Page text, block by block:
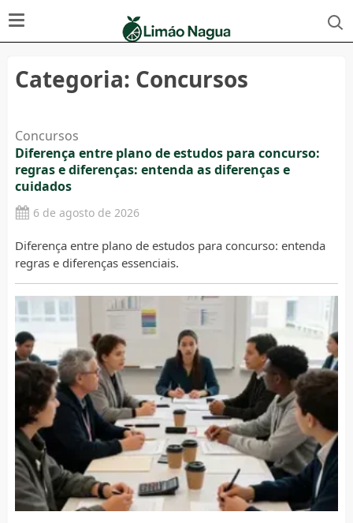
Categoria: Concursos
Concursos
Diferença entre plano de estudos para concurso:
regras e diferenças: entenda as diferenças e
cuidados
6 de agosto de 2026
Diferença entre plano de estudos para concurso: entenda
regras e diferenças essenciais.